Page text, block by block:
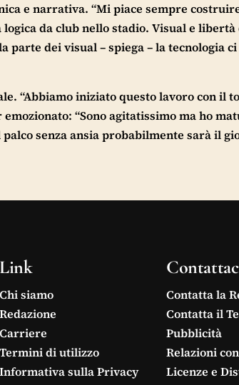
e narrativa. “Mi piace sempre
da club nello stadio. Visual e
parte dei visual – spiega – la tecnologia ci
“Abbiamo iniziato questo lavoro con il
“Sono agitatissimo ma ho
senza ansia probabilmente sarà il
Link
Chi siamo
Redazione
Carriere
Termini di utilizzo
Informativa sulla Privacy
Contatta la
Contatta il
Pubblicità
Relazioni
Licenze e